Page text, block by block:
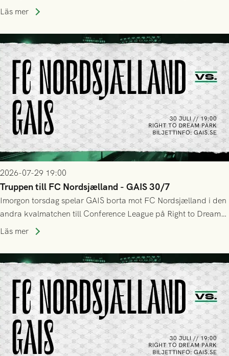
upphöra efter mindre än kvarten spelad. På lika mark visade
tennissiffror och det grönsvarta europaäventyret tog slut.
Läs mer
2026-07-29 19:00
Truppen till FC Nordsjælland - GAIS 30/7
Imorgon torsdag spelar GAIS borta mot FC Nordsjælland i den
andra kvalmatchen till Conference League på Right to Dream
Park! Fredrik Holmberg och ledarstaben har tagit ut följande
Läs mer